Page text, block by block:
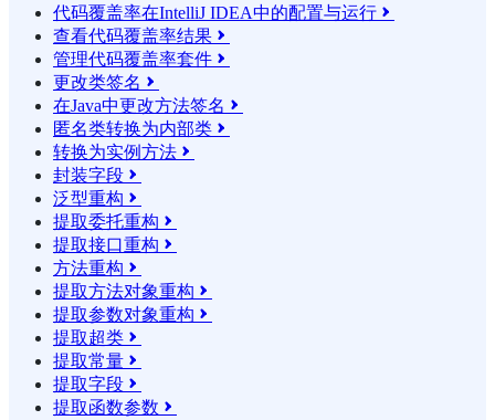
代码覆盖率在IntelliJ IDEA中的配置与运行 
查看代码覆盖率结果 
管理代码覆盖率套件 
更改类签名 
在Java中更改方法签名 
匿名类转换为内部类 
转换为实例方法 
封装字段 
泛型重构 
提取委托重构 
提取接口重构 
方法重构 
提取方法对象重构 
提取参数对象重构 
提取超类 
提取常量 
提取字段 
提取函数参数 